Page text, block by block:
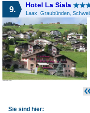
9. Hotel La Siala
Laax, Graubünden,
Sie sind hier: